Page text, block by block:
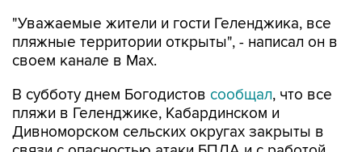
"Уважаемые жители и гости Геленджика, все
пляжные территории открыты", - написал он в
своем канале в Max.
В субботу днем Богодистов сообщал, что все
пляжи в Геленджике, Кабардинском и
Дивноморском сельских округах закрыты в